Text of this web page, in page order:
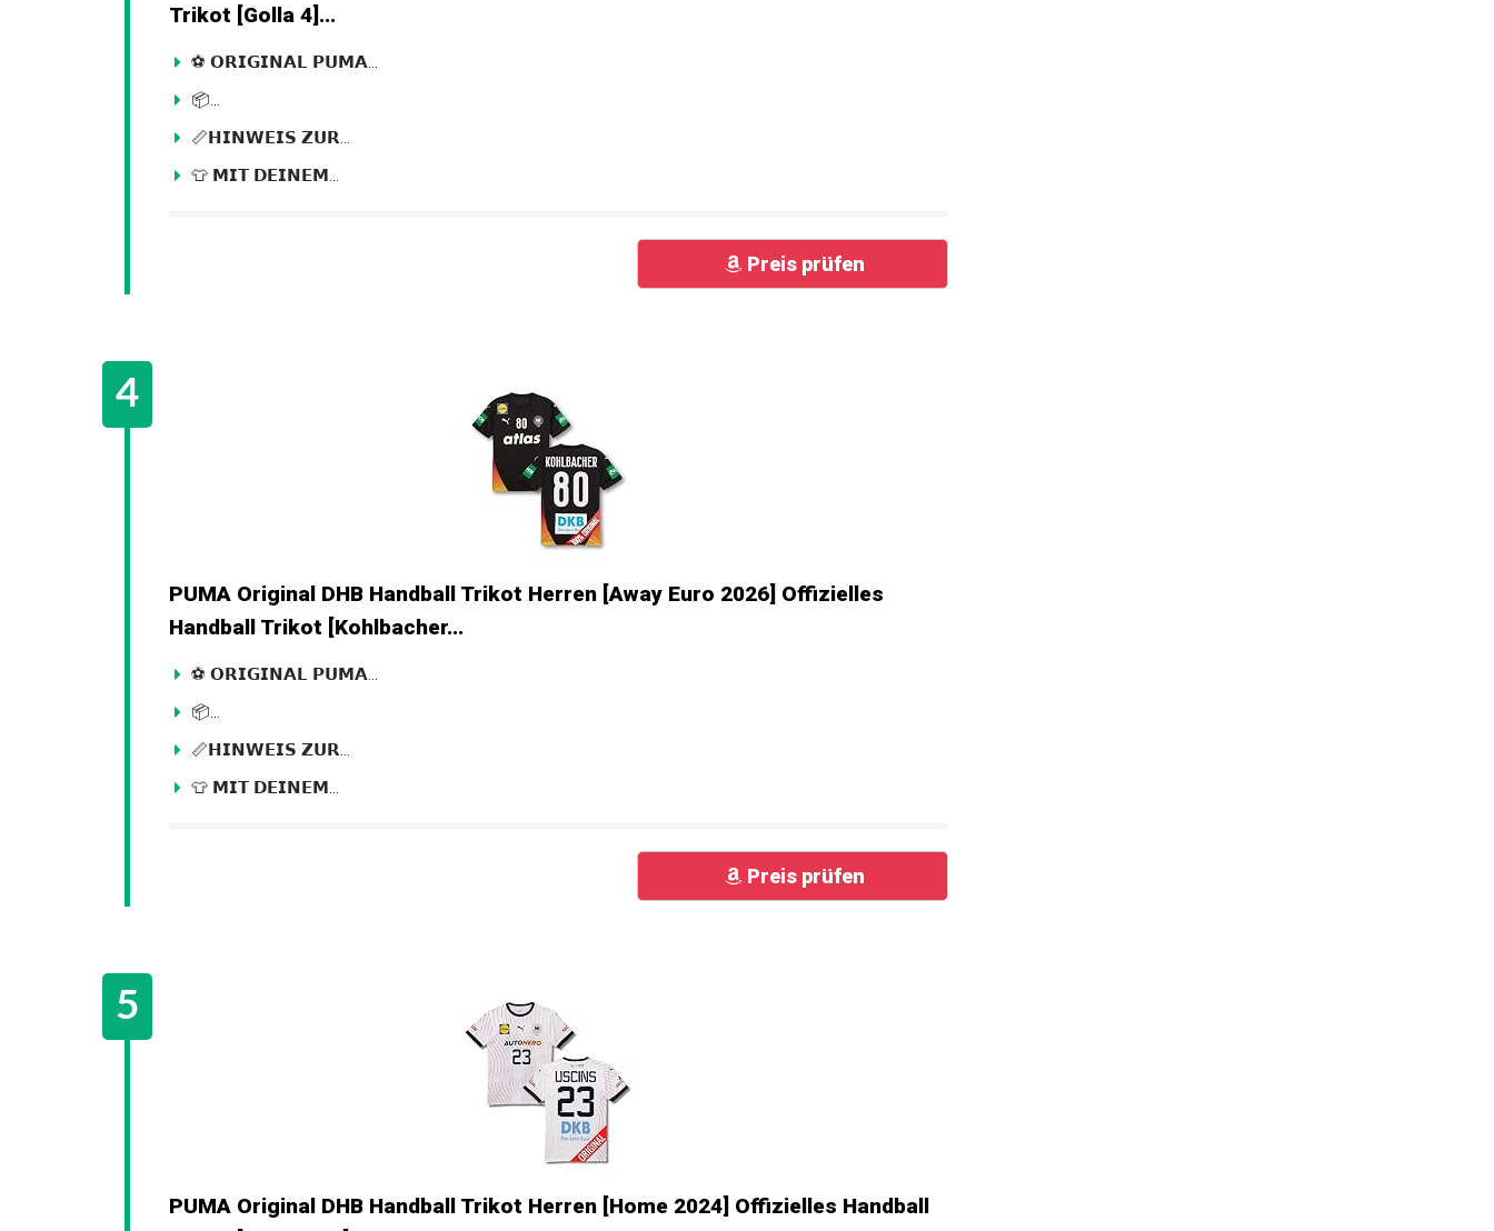
Trikot [Golla 4]...
⚽ 𝗢𝗥𝗜𝗚𝗜𝗡𝗔𝗟 𝗣𝗨𝗠𝗔...
📦...
📏𝗛𝗜𝗡𝗪𝗘𝗜𝗦 𝗭𝗨𝗥...
👕 𝗠𝗜𝗧 𝗗𝗘𝗜𝗡𝗘𝗠...
Preis prüfen
PUMA Original DHB Handball Trikot Herren [Away Euro 2026] Offizielles
Handball Trikot [Kohlbacher...
⚽ 𝗢𝗥𝗜𝗚𝗜𝗡𝗔𝗟 𝗣𝗨𝗠𝗔...
📦...
📏𝗛𝗜𝗡𝗪𝗘𝗜𝗦 𝗭𝗨𝗥...
👕 𝗠𝗜𝗧 𝗗𝗘𝗜𝗡𝗘𝗠...
Preis prüfen
PUMA Original DHB Handball Trikot Herren [Home 2024] Offizielles Handball